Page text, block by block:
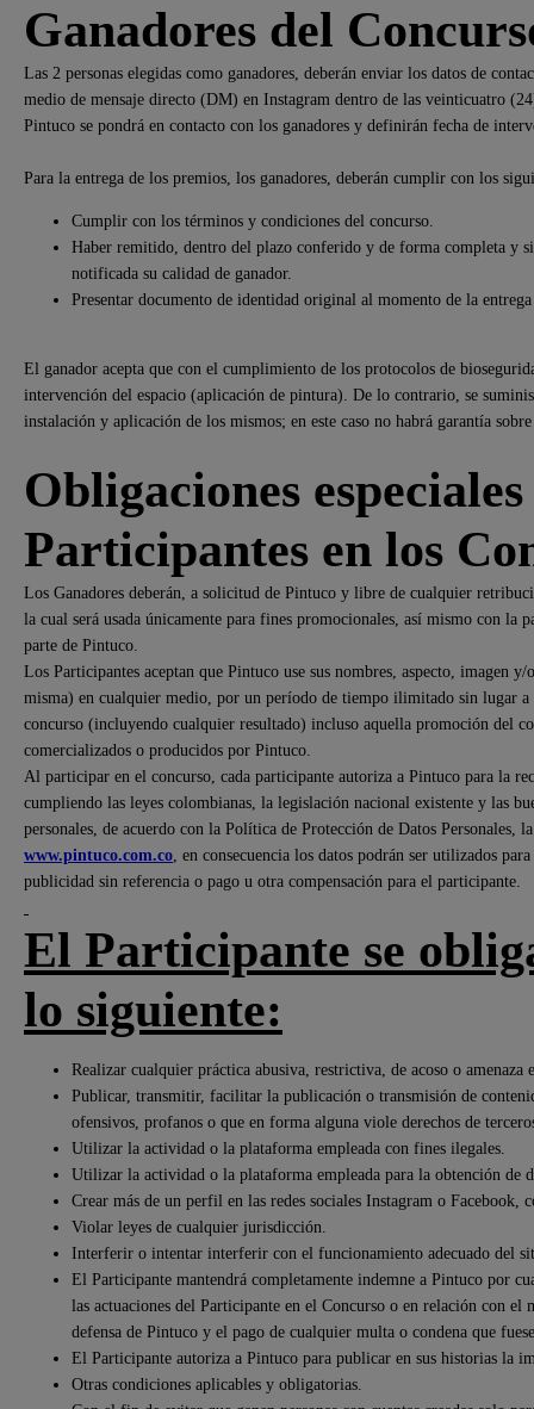
Ganadores del
Las 2 personas elegidas como ganadores, deberán enviar los datos de
medio de mensaje directo (DM) en Instagram dentro de las veinticuatro
Pintuco se pondrá en contacto con los ganadores y definirán fecha de
Para la entrega de los premios, los ganadores, deberán cumplir con los
Cumplir con los términos y condiciones del concurso.
Haber remitido, dentro del plazo conferido y de forma completa y
notificada su calidad de ganador.
Presentar documento de identidad original al momento de la
El ganador acepta que con el cumplimiento de los protocolos de
intervención del espacio (aplicación de pintura). De lo contrario, se
instalación y aplicación de los mismos; en este caso no habrá garantía
Obligaciones
Participantes en los
Los Ganadores deberán, a solicitud de Pintuco y libre de cualquier
la cual será usada únicamente para fines promocionales, así mismo con
parte de Pintuco.
Los Participantes aceptan que Pintuco use sus nombres, aspecto,
misma) en cualquier medio, por un período de tiempo ilimitado sin lugar
concurso (incluyendo cualquier resultado) incluso aquella promoción del
comercializados o producidos por Pintuco.
Al participar en el concurso, cada participante autoriza a Pintuco para la
cumpliendo las leyes colombianas, la legislación nacional existente y las
personales, de acuerdo con la Política de Protección de Datos Personales,
www.pintuco.com.co, en consecuencia los datos podrán ser utilizados
publicidad sin referencia o pago u otra compensación para el participante.
El Participante se
lo siguiente:
Realizar cualquier práctica abusiva, restrictiva, de acoso o amenaza
Publicar, transmitir, facilitar la publicación o transmisión de
ofensivos, profanos o que en forma alguna viole derechos de
Utilizar la actividad o la plataforma empleada con fines ilegales.
Utilizar la actividad o la plataforma empleada para la obtención de
Crear más de un perfil en las redes sociales Instagram o
Violar leyes de cualquier jurisdicción.
Interferir o intentar interferir con el funcionamiento adecuado del
El Participante mantendrá completamente indemne a Pintuco por
las actuaciones del Participante en el Concurso o en relación con el
defensa de Pintuco y el pago de cualquier multa o condena que
El Participante autoriza a Pintuco para publicar en sus historias la
Otras condiciones aplicables y obligatorias.